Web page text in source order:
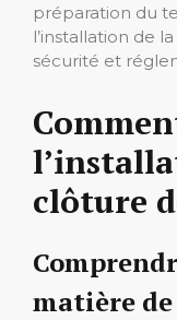
préparation du
l’installation de
sécurité et
clôture
matière